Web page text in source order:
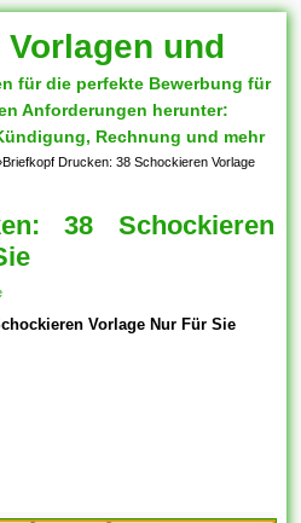
und
für die perfekte Bewerbung für
Anforderungen herunter:
Rechnung und mehr
Briefkopf Drucken: 38 Schockieren Vorlage
38 Schockieren
Vorlage Nur Für Sie